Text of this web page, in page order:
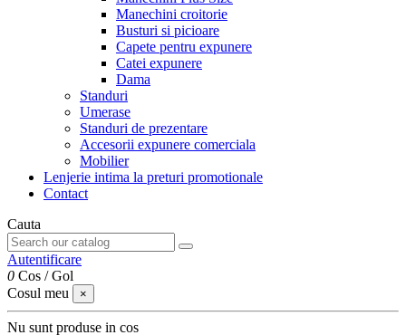
Manechini croitorie
Busturi si picioare
Capete pentru expunere
Catei expunere
Dama
Standuri
Umerase
Standuri de prezentare
Accesorii expunere comerciala
Mobilier
Lenjerie intima la preturi promotionale
Contact
Cauta
Autentificare
0 Cos /Gol
Cosul meu
×
Nu sunt produse in cos